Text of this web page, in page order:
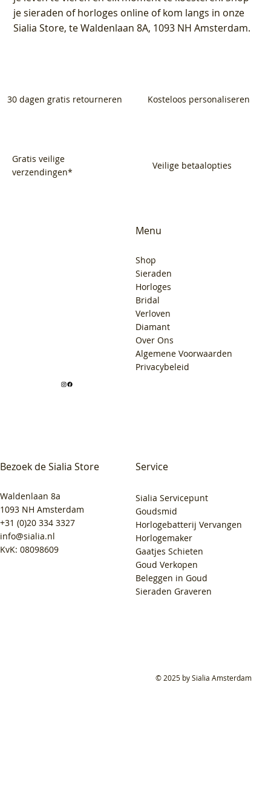
je sieraden of horloges online of kom langs in onze
Sialia Store, te Waldenlaan 8A, 1093 NH Amsterdam.
30 dagen gratis retourneren Kosteloos personaliseren
Gratis veilige
verzendingen*
Veilige betaalopties
Bezoek de Sialia Store
Waldenlaan 8a
1093 NH Amsterdam
+31 (0)20 334 3327
info@sialia.nl
KvK: 08098609
Menu
Shop
Sieraden
Horloges
Bridal
Verloven
Diamant
Over Ons
Algemene Voorwaarden
Privacybeleid
Service
Sialia Servicepunt
Goudsmid
Horlogebatterij Vervangen
Horlogemaker
Gaatjes Schieten
Goud Verkopen
Beleggen in Goud
Sieraden Graveren
© 2025 by Sialia Amsterdam